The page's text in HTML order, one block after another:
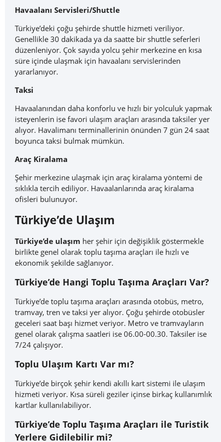
Havaalanı Servisleri/Shuttle
Türkiye’deki çoğu şehirde shuttle hizmeti veriliyor.
Genellikle 30 dakikada ya da saatte bir shuttle seferleri
düzenleniyor. Çok sayıda yolcu şehir merkezine en kısa
süre içinde ulaşmak için havaalanı servislerinden
yararlanıyor.
Taksi
Havaalanından daha konforlu ve hızlı bir yolculuk yapmak
isteyenlerin ise favori ulaşım araçları arasında taksiler yer
alıyor. Havalimanı terminallerinin önünden 7 gün 24 saat
boyunca taksi bulmak mümkün.
Araç Kiralama
Şehir merkezine ulaşmak için araç kiralama yöntemi de
sıklıkla tercih ediliyor. Havaalanlarında araç kiralama
ofisleri bulunuyor.
Türkiye’de Ulaşım
Türkiye’de ulaşım her şehir için değişiklik göstermekle
birlikte genel olarak toplu taşıma araçları ile hızlı ve
ekonomik şekilde sağlanıyor.
Türkiye’de Hangi Toplu Taşıma Araçları Var?
Türkiye’de toplu taşıma araçları arasında otobüs, metro,
tramvay, tren ve taksi yer alıyor. Çoğu şehirde otobüsler
geceleri saat başı hizmet veriyor. Metro ve tramvayların
genel olarak çalışma saatleri ise 06.00-00.30. Taksiler ise
7/24 çalışıyor.
Toplu Ulaşım Kartı Var mı?
Türkiye’de birçok şehir kendi akıllı kart sistemi ile ulaşım
hizmeti veriyor. Kısa süreli geziler içinse birkaç kullanımlık
kartlar kullanılabiliyor.
Türkiye’de Toplu Taşıma Araçları ile Turistik
Yerlere Gidilebilir mi?